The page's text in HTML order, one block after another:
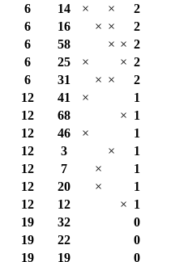
6
14 × × 2
6
16 × × 2
6
58 × × 2
6
25 × × 2
6
31 × × 2
12
41 × 1
12
68 × 1
12
46 × 1
12
3 × 1
12
7 × 1
12
20 × 1
12
12 × 1
19
32 0
19
22 0
19
19 0